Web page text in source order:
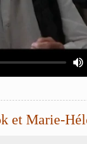
et Marie-